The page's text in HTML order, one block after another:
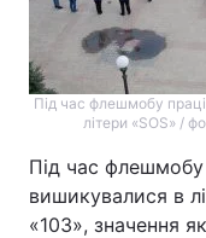
Під час флешмобу
літери «SOS» /
Під час
вишикувалися в
«103», значення